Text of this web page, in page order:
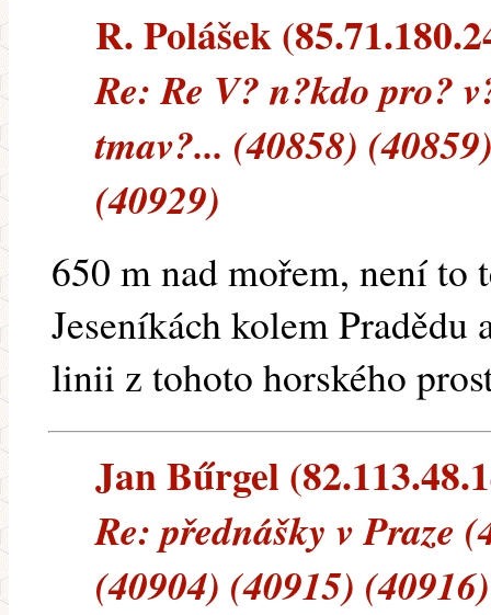
R. Polášek
Re: Re V? n?kdo pro?
tmav?... (40858)
(40929)
650 m nad mořem, není to
Jeseníkách kolem
linii z tohoto horského
Jan Bűrgel
Re: přednášky v Praze
(40904) (40915)